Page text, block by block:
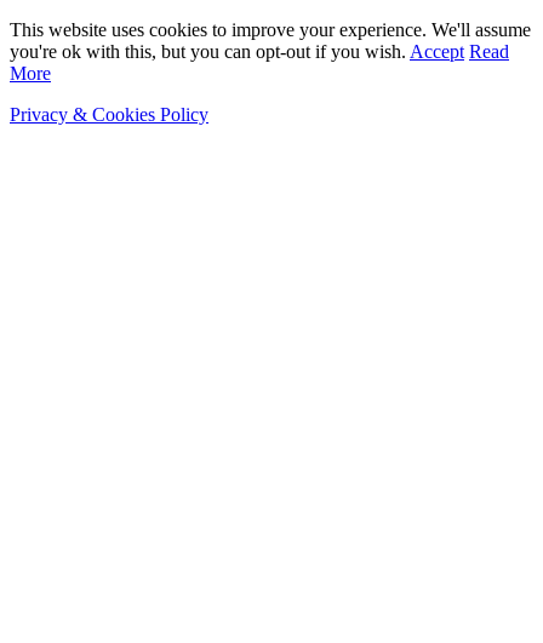
This website uses cookies to improve your experience. We'll assume
you're ok with this, but you can opt-out if you wish. Accept Read
More
Privacy & Cookies Policy